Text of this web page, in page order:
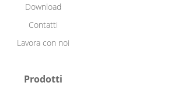
Download
Contatti
Lavora con noi
Prodotti